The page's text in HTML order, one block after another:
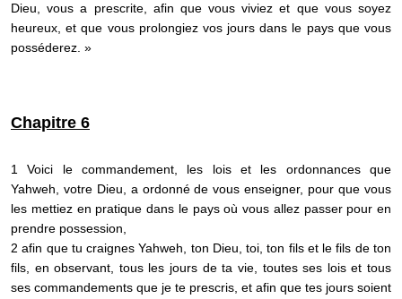
Dieu, vous a prescrite, afin que vous viviez et que vous soyez
heureux, et que vous prolongiez vos jours dans le pays que vous
posséderez. »
Chapitre 6
1 Voici le commandement, les lois et les ordonnances que
Yahweh, votre Dieu, a ordonné de vous enseigner, pour que vous
les mettiez en pratique dans le pays où vous allez passer pour en
prendre possession,
2 afin que tu craignes Yahweh, ton Dieu, toi, ton fils et le fils de ton
fils, en observant, tous les jours de ta vie, toutes ses lois et tous
ses commandements que je te prescris, et afin que tes jours soient